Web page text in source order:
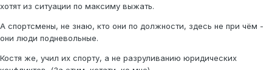
хотят из ситуации по максиму выжать.
А спортсмены, не знаю, кто они по должности, здесь не при чём -
они люди подневольные.
Костя же, учил их спорту, а не разруливанию юридических